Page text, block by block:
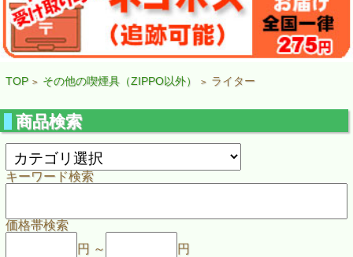
TOP > その他の喫煙具（ZIPPO以外） > ライター
商品検索
キーワード検索
価格帯検索
円 ～
円